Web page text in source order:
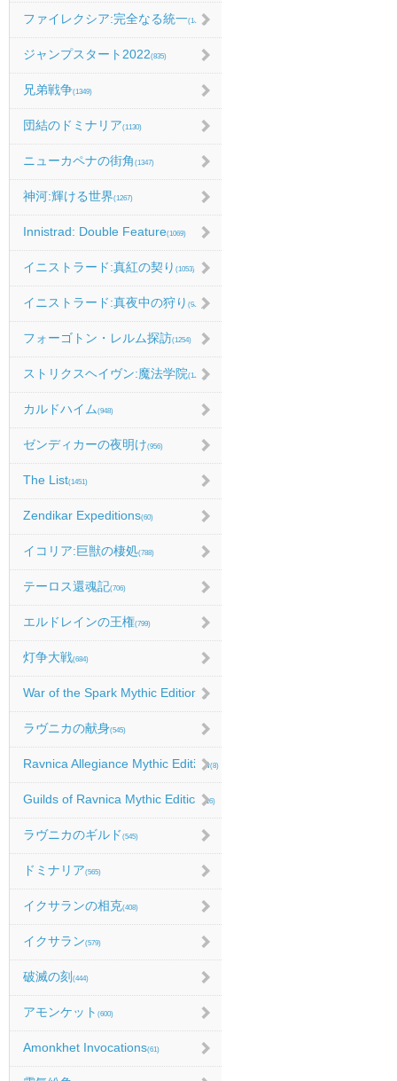
ファイレクシア:完全なる統一(1067)
ジャンプスタート2022(835)
兄弟戦争(1349)
団結のドミナリア(1130)
ニューカペナの街角 (1347)
神河:輝ける世界(1267)
Innistrad: Double Feature(1069)
イニストラード:真紅の契り (1053)
イニストラード:真夜中の狩り (986)
フォーゴトン・レルム探訪(1254)
ストリクスヘイヴン:魔法学院(1214)
カルドハイム (948)
ゼンディカーの夜明け(956)
The List(1451)
Zendikar Expeditions(60)
イコリア:巨獣の棲処(788)
テーロス還魂記(706)
エルドレインの王権(799)
灯争大戦(684)
War of the Spark Mythic Edition (9)
ラヴニカの献身(545)
Ravnica Allegiance Mythic Edition(8)
Guilds of Ravnica Mythic Edition(16)
ラヴニカのギルド (545)
ドミナリア(565)
イクサランの相克(408)
イクサラン(579)
破滅の刻 (444)
アモンケット (600)
Amonkhet Invocations(61)